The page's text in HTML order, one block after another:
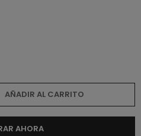
AÑADIR AL CARRITO
AHORA